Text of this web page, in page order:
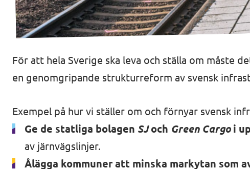
För att hela Sverige ska leva och ställa om måste
en genomgripande strukturreform av svensk
Exempel på hur vi ställer om och förnyar svensk
Ge de statliga bolagen SJoch Green Cargoi
av järnvägslinjer.
Ålägga kommuner att minska markytan som